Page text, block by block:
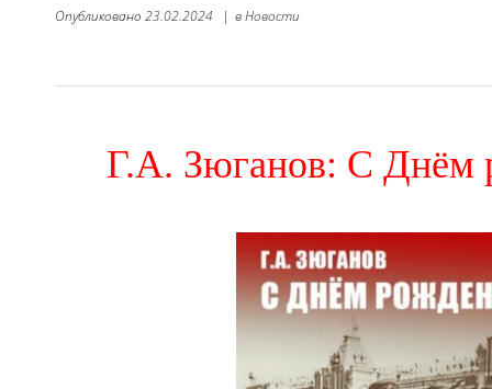
Опубликовано 23.02.2024 | вНовости
Г.А. Зюганов: С Днём